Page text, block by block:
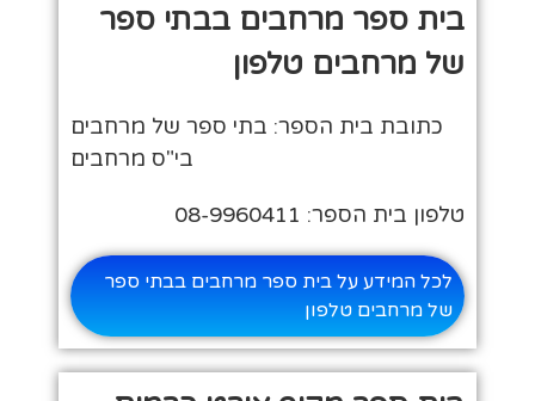
בית ספר מרחבים בבתי ספר
של מרחבים טלפון
כתובת בית הספר: בתי ספר של מרחבים
בי"ס מרחבים
טלפון בית הספר: 08-9960411
לכל המידע על בית ספר מרחבים בבתי ספר
של מרחבים טלפון